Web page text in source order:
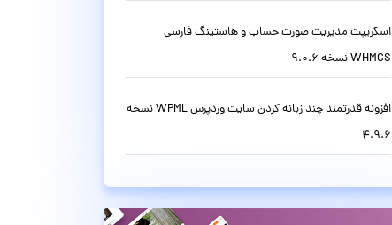
اسکریپت مدیریت صورت حساب و هاستینگ فارسی
WHMCS نسخه 9.0.6
افزونه قدرتمند چند زبانه کردن سایت وردپرس WPML نسخه
4.9.6